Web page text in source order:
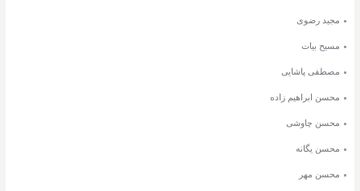
مجید رضوی
مسیح بیات
مصطفی پاشایی
محسن ابراهیم زاده
محسن چاوشی
محسن یگانه
محسن مهر